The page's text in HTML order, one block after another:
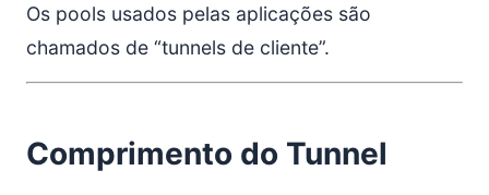
Os pools usados pelas aplicações são
chamados de “tunnels de cliente”.
Comprimento do Tunnel